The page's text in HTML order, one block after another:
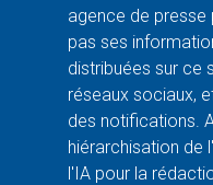
agence de presse
pas ses
distribuées sur ce
réseaux sociaux,
des notifications.
hiérarchisation de
l'IA pour la